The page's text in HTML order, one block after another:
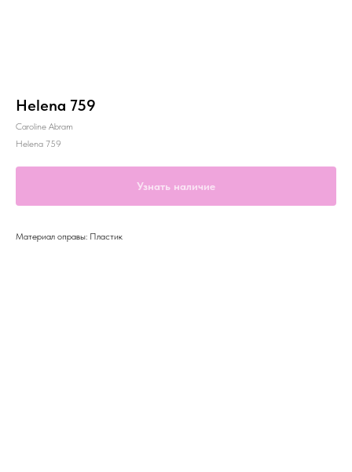
Helena 759
Caroline Abram
Helena 759
Узнать наличие
Материал оправы: Пластик